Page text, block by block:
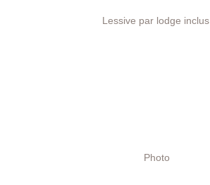
Lessive par lodge inclus
Photo